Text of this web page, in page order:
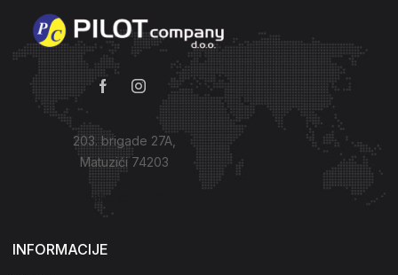
203. brigade 27A,
Matuzići 74203
Kako do nas?
INFORMACIJE